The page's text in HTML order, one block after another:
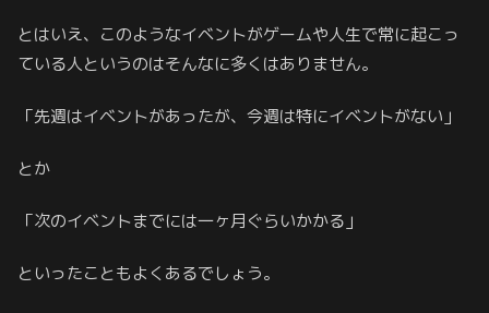
とはいえ、このようなイベントがゲームや人生で常に起こっ
ている人というのはそんなに多くはありません。
「先週はイベントがあったが、今週は特にイベントがない」
とか
「次のイベントまでには一ヶ月ぐらいかかる」
といったこともよくあるでしょう。